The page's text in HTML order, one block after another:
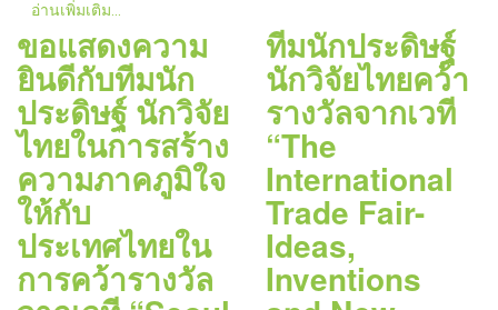
อ่านเพิ่มเติม...
ขอแสดงความ
ยินดีกับทีมนัก
ประดิษฐ์ นักวิจัย
ไทยในการสร้าง
ความภาคภูมิใจ
ให้กับ
ประเทศไทยใน
การคว้ารางวัล
ทีมนักประดิษฐ์
นักวิจัยไทยคว้า
รางวัลจากเวที
“The
International
Trade Fair-
Ideas,
Inventions